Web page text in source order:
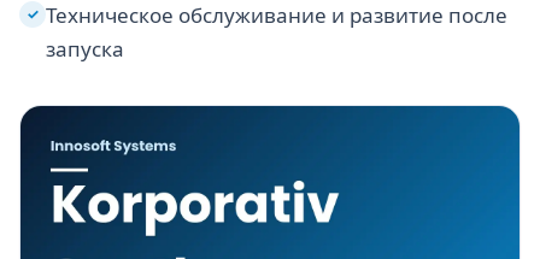
✓ Техническое обслуживание и развитие после
запуска